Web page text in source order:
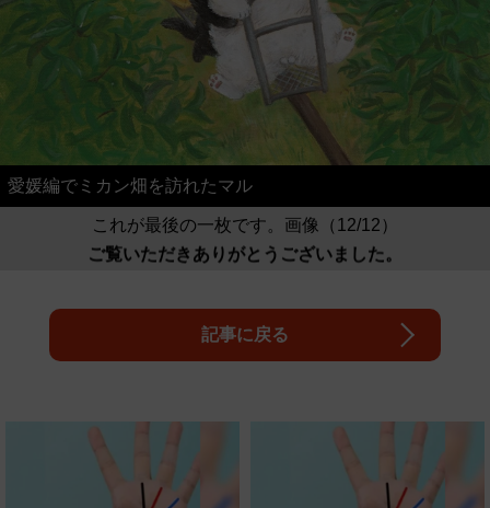
愛媛編でミカン畑を訪れたマル
これが最後の一枚です。画像（12/12）
ご覧いただきありがとうございました。
記事に戻る